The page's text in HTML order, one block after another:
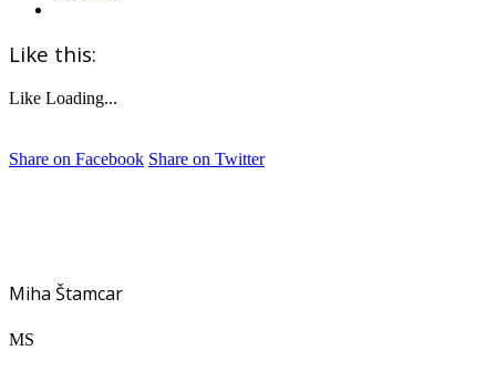
Like this:
Like Loading...
Share on Facebook Share on Twitter
Miha Štamcar
MS